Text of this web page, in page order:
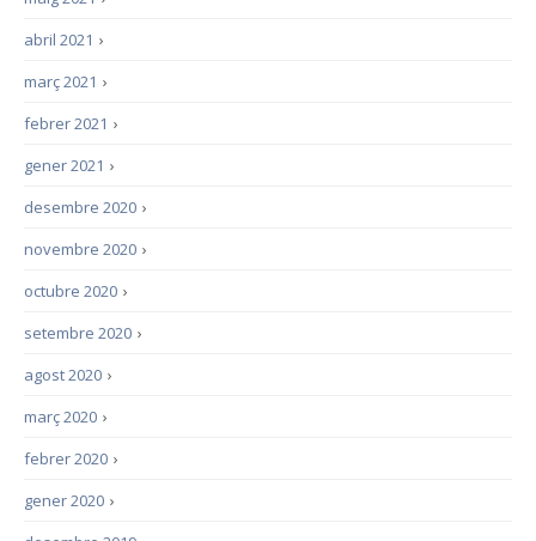
›
abril 2021
›
març 2021
›
febrer 2021
›
gener 2021
›
desembre 2020
›
novembre 2020
›
octubre 2020
›
setembre 2020
›
agost 2020
›
març 2020
›
febrer 2020
›
gener 2020